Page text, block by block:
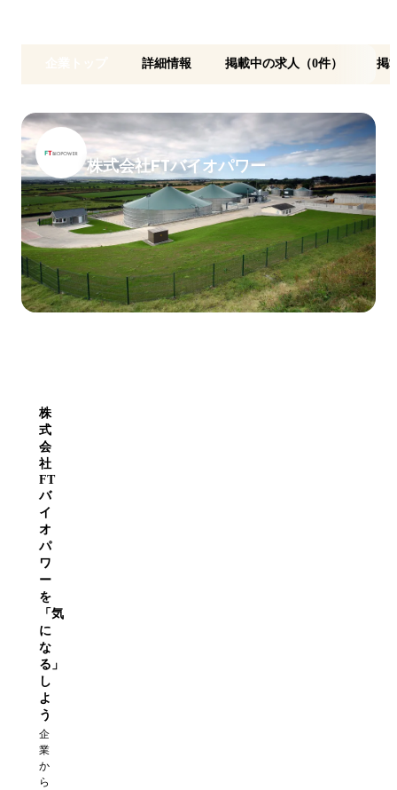
詳細情報 掲載中の求人（0件） 掲
株式会社FTバイオパワー
株
式
会
社
FT
バ
イ
オ
パ
ワ
ー
を
「気
に
な
る」
し
よ
う
企
業
か
ら